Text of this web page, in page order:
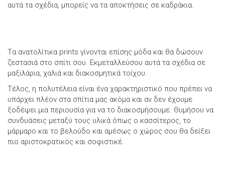
αυτά τα σχέδια, μπορείς να τα αποκτήσεις σε καδράκια.
Tα ανατολίτικα prints γίνονται επίσης μόδα και θα δώσουν
ζεστασιά στο σπίτι σου. Εκμεταλλεύσου αυτά τα σχέδια σε
μαξιλάρια, χαλιά και διακοσμητικά τοίχου.
Τέλος, η πολυτέλεια είναι ένα χαρακτηριστικό που πρέπει να
υπάρχει πλέον στα σπίτια μας ακόμα και αν δεν έχουμε
ξοδέψει μια περιουσία για να το διακοσμήσουμε. Θυμήσου να
συνδυάσεις μεταξύ τους υλικά όπως ο κασσίτερος, το
μάρμαρο και το βελούδο και αμέσως ο χώρος σου θα δείξει
πιο αριστοκρατικός και σοφιστικέ.